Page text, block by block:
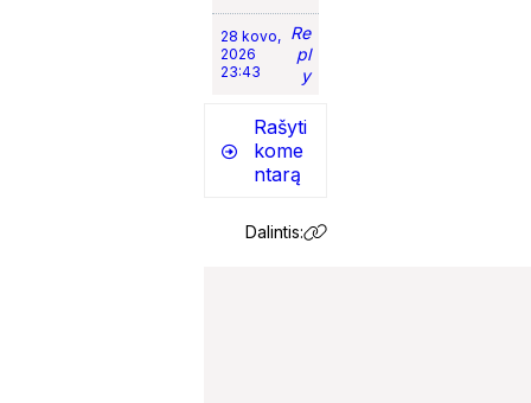
28 kovo,
2026
23:43
Re
pl
y
Rašyti
kome
ntarą
Dalintis: